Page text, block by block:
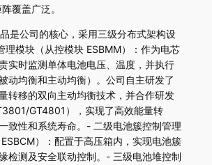
覆盖广泛。
是公司的核心，采用三级分布式架构设
理模块（从控模块 ESBMM）：作为电芯
实时监测单体电池电压、温度，并执行
动均衡和主动均衡）。公司自主研发了
转移的双向主动均衡技术，并合作研发
GT4801），实现了高效能量转
致性和系统寿命。- 二级电池簇控制管理
）：配置于高压箱内，实现电池簇
检测及安全联动控制。- 三级电池堆控制